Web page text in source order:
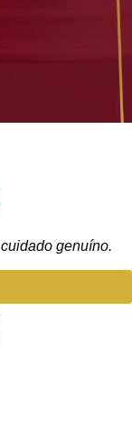
genuíno.